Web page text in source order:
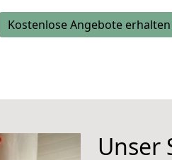
Kostenlose Angebote erhalten
Unser